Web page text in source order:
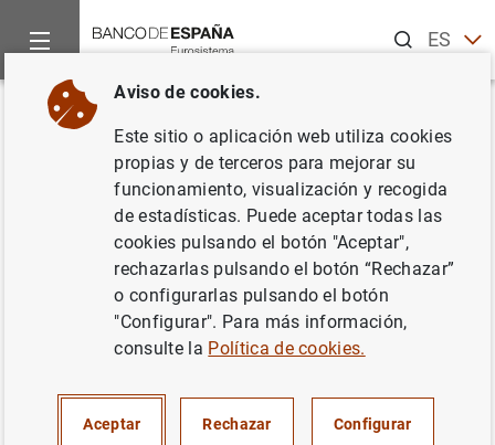
ESEN
Inicio Estadísticas
Volver
Otras instituciones financieras
monetarias
Capítulo 8. Otras instituciones financieras monetarias
Aviso de cookies.
Este sitio o aplicación web utiliza cookies
propias y de terceros para mejorar su
funcionamiento, visualización y recogida
de estadísticas. Puede aceptar todas las
cookies pulsando el botón "Aceptar",
rechazarlas pulsando el botón “Rechazar”
o configurarlas pulsando el botón
"Configurar". Para más información,
consulte la Política de cookies.
Aceptar Rechazar Configurar